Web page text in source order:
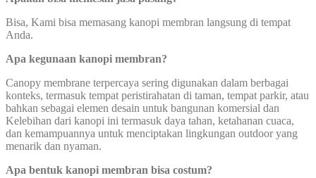
Bisa, Kami bisa memasang kanopi membran langsung di tempat
Anda.
Apa kegunaan kanopi membran?
Canopy membrane terpercaya sering digunakan dalam berbagai
konteks, termasuk tempat peristirahatan di taman, tempat parkir, atau
bahkan sebagai elemen desain untuk bangunan komersial dan
Kelebihan dari kanopi ini termasuk daya tahan, ketahanan cuaca,
dan kemampuannya untuk menciptakan lingkungan outdoor yang
menarik dan nyaman.
Apa bentuk kanopi membran bisa costum?